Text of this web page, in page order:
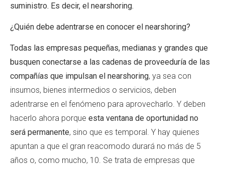
suministro. Es decir, el nearshoring.
¿Quién debe adentrarse en conocer el nearshoring?
Todas las empresas pequeñas, medianas y grandes que
busquen conectarse a las cadenas de proveeduría de las
compañías que impulsan el nearshoring, ya sea con
insumos, bienes intermedios o servicios, deben
adentrarse en el fenómeno para aprovecharlo. Y deben
hacerlo ahora porque esta ventana de oportunidad no
será permanente, sino que es temporal. Y hay quienes
apuntan a que el gran reacomodo durará no más de 5
años o, como mucho, 10. Se trata de empresas que